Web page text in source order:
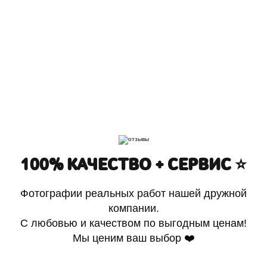
100% КАЧЕСТВО + СЕРВИС ⭐️
Фотографии реальных работ нашей дружной
компании.
С любовью и качеством по выгодным ценам!
Мы ценим ваш выбор ❤️